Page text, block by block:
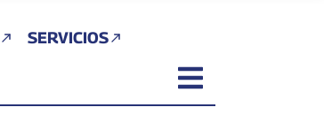
SERVICIOS